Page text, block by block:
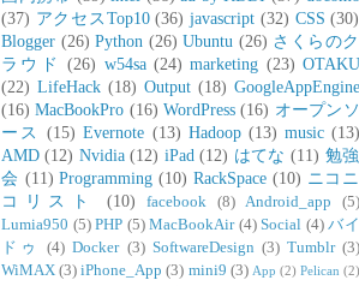
(37) アクセスTop10 (36) javascript (32) CSS (30)
Blogger (26) Python (26) Ubuntu (26) さくらのク
ラウド
(26) w54sa (24) marketing (23) OTAKU
(22) LifeHack (18) Output (18) GoogleAppEngine
(16) MacBookPro (16) WordPress (16) オープンソ
ース
(15) Evernote (13) Hadoop (13) music (13)
AMD (12) Nvidia (12) iPad (12) はてな (11) 勉強
会 (11) Programming (10) RackSpace (10) ニコニ
コリスト
(10) facebook (8) Android_app
(5)
Lumia950 (5) PHP (5) MacBookAir (4) Social (4) バイ
ドゥ
(4) Docker (3) SoftwareDesign (3) Tumblr (3)
WiMAX (3) iPhone_App (3) mini9 (3) App (2) Pelican (2)